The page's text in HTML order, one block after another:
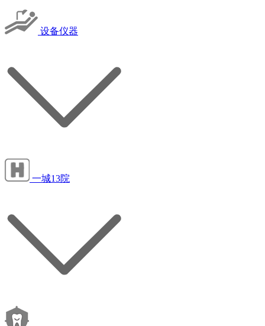
设备仪器
一城13院